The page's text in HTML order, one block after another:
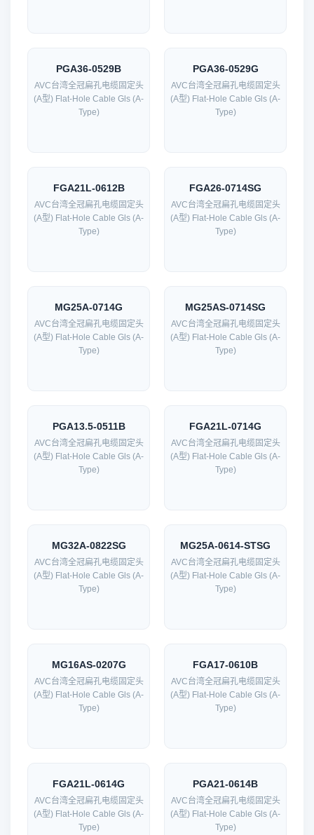
PGA36-0529B
AVC台湾全冠扁孔电缆固定头
(A型) Flat-Hole Cable Gls (A-
Type)
PGA36-0529G
AVC台湾全冠扁孔电缆固定头
(A型) Flat-Hole Cable Gls (A-
Type)
FGA21L-0612B
AVC台湾全冠扁孔电缆固定头
(A型) Flat-Hole Cable Gls (A-
Type)
FGA26-0714SG
AVC台湾全冠扁孔电缆固定头
(A型) Flat-Hole Cable Gls (A-
Type)
MG25A-0714G
AVC台湾全冠扁孔电缆固定头
(A型) Flat-Hole Cable Gls (A-
Type)
MG25AS-0714SG
AVC台湾全冠扁孔电缆固定头
(A型) Flat-Hole Cable Gls (A-
Type)
PGA13.5-0511B
AVC台湾全冠扁孔电缆固定头
(A型) Flat-Hole Cable Gls (A-
Type)
FGA21L-0714G
AVC台湾全冠扁孔电缆固定头
(A型) Flat-Hole Cable Gls (A-
Type)
MG32A-0822SG
AVC台湾全冠扁孔电缆固定头
(A型) Flat-Hole Cable Gls (A-
Type)
MG25A-0614-STSG
AVC台湾全冠扁孔电缆固定头
(A型) Flat-Hole Cable Gls (A-
Type)
MG16AS-0207G
AVC台湾全冠扁孔电缆固定头
(A型) Flat-Hole Cable Gls (A-
Type)
FGA17-0610B
AVC台湾全冠扁孔电缆固定头
(A型) Flat-Hole Cable Gls (A-
Type)
FGA21L-0614G
AVC台湾全冠扁孔电缆固定头
(A型) Flat-Hole Cable Gls (A-
Type)
PGA21-0614B
AVC台湾全冠扁孔电缆固定头
(A型) Flat-Hole Cable Gls (A-
Type)